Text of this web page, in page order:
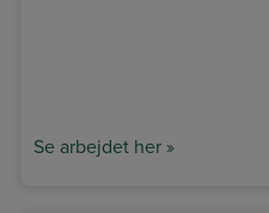
Se arbejdet her »